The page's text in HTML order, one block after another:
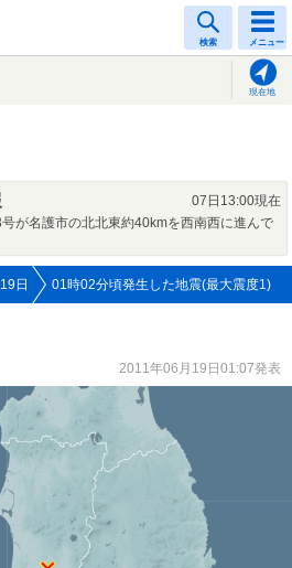
検索 メニュー
現在地
07日13:00現在
が名護市の北北東約40kmを西南西に進んで
日 01時02分頃発生した地震(最大震度1)
2011年06月19日01:07発表